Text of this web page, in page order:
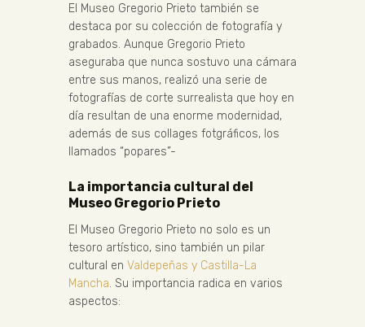
El Museo Gregorio Prieto también se
destaca por su colección de fotografía y
grabados. Aunque Gregorio Prieto
aseguraba que nunca sostuvo una cámara
entre sus manos, realizó una serie de
fotografías de corte surrealista que hoy en
día resultan de una enorme modernidad,
además de sus collages fotgráficos, los
llamados “popares”-
La importancia cultural del
Museo Gregorio Prieto
El Museo Gregorio Prieto no solo es un
tesoro artístico, sino también un pilar
cultural en Valdepeñas y Castilla-La
Mancha. Su importancia radica en varios
aspectos: